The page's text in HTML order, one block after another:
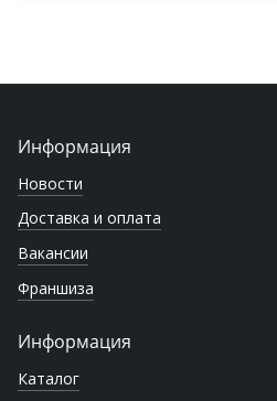
Информация
Новости
Доставка и оплата
Вакансии
Франшиза
Информация
Каталог